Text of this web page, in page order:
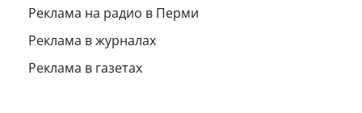
Реклама на радио в Перми
Реклама в журналах
Реклама в газетах